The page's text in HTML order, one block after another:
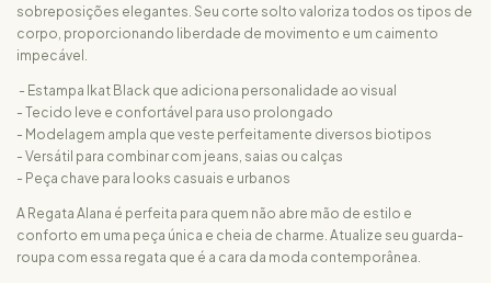
sobreposições elegantes. Seu corte solto valoriza todos os tipos de
corpo, proporcionando liberdade de movimento e um caimento
impecável.
- Estampa Ikat Black que adiciona personalidade ao visual
- Tecido leve e confortável para uso prolongado
- Modelagem ampla que veste perfeitamente diversos biotipos
- Versátil para combinar com jeans, saias ou calças
- Peça chave para looks casuais e urbanos
A Regata Alana é perfeita para quem não abre mão de estilo e
conforto em uma peça única e cheia de charme. Atualize seu guarda-
roupa com essa regata que é a cara da moda contemporânea.